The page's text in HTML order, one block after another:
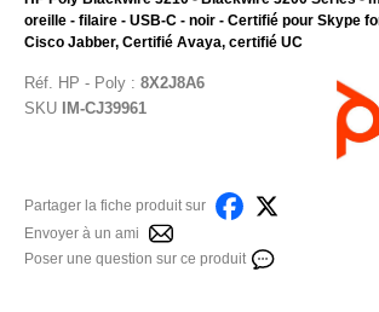
oreille - filaire - USB-C - noir - Certifié pour Skype
Cisco Jabber, Certifié Avaya, certifié UC
Réf. HP - Poly: 8X2J8A6
SKU
IM-CJ39961
Partager la fiche produit sur
Envoyer à un ami
Poser une question sur ce produit